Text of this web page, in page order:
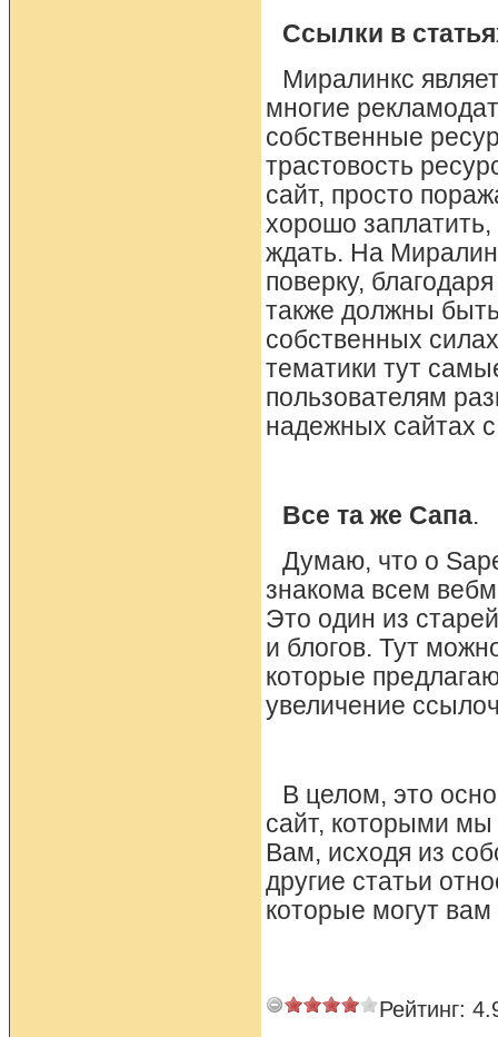
Ссылки в
Миралинкс
многие
собственные
трастовость
сайт, просто
хорошо
ждать. На
поверку,
также должны
собственных
тематики тут
пользователям
надежных сайтах
Все та же Сапа.
Думаю, что о
знакома всем
Это один из
и блогов. Тут
которые
увеличение
В целом, это
сайт, которыми мы
Вам, исходя из
другие статьи
которые могут
Рейтинг: